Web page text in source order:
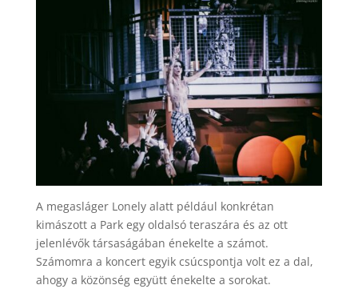
A megasláger Lonely alatt például konkrétan
kimászott a Park egy oldalsó teraszára és az ott
jelenlévők társaságában énekelte a számot.
Számomra a koncert egyik csúcspontja volt ez a dal,
ahogy a közönség együtt énekelte a sorokat.